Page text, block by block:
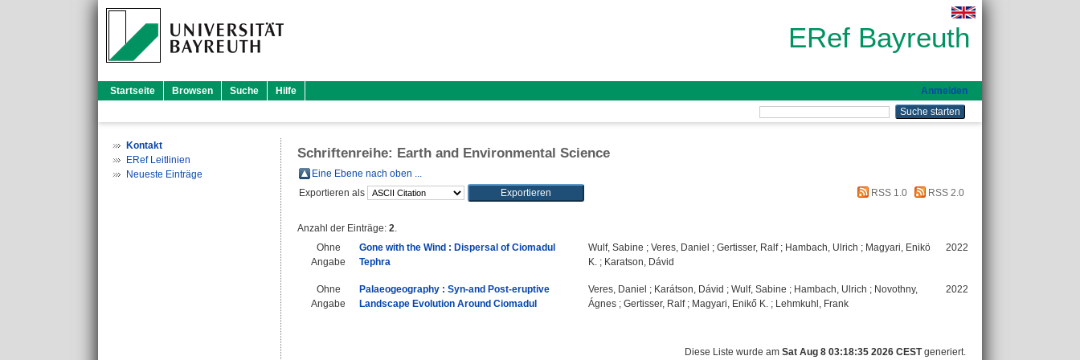
ERef Bayreuth
Startseite Browsen Suche Hilfe Anmelden
Kontakt
ERef Leitlinien
Neueste Einträge
Schriftenreihe: Earth and Environmental Science
Eine Ebene nach oben ...
Exportieren als
RSS 1.0 RSS 2.0
Anzahl der Einträge: 2.
Ohne
Angabe
Gone with the Wind : Dispersal of Ciomadul
Tephra
Wulf, Sabine ; Veres, Daniel ; Gertisser, Ralf; Hambach, Ulrich ; Magyari, Enikö
K. ; Karatson, Dávid
2022
Ohne
Angabe
Palaeogeography : Syn-and Post-eruptive
Landscape Evolution Around Ciomadul
Veres, Daniel ; Karátson, Dávid ; Wulf, Sabine ; Hambach, Ulrich ; Novothny,
Ágnes ; Gertisser, Ralf; Magyari, Enikő K. ; Lehmkuhl, Frank
2022
Diese Liste wurde am Sat Aug 8 03:18:35 2026 CESTgeneriert.